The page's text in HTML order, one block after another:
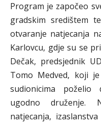
Program je započeo
gradskim središtem
otvaranje natjecanja
Karlovcu, gdje su se
Dečak, predsjednik
Tomo Medved, koji
sudionicima
ugodno druženje.
natjecanja,